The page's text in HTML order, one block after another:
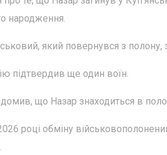
народження.
який повернувся з
підтвердив ще один воїн.
що Назар знаходиться в
році обміну